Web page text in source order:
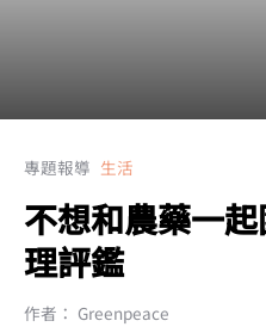
專題報導 生活
不想和農藥一
理評鑑
作者： Greenpeace